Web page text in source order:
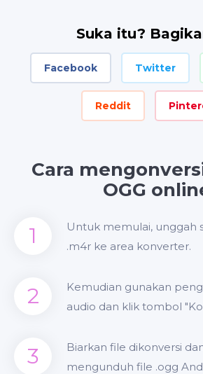
Suka itu?
Facebook Twitter
Reddit
Cara
OGG
1
Untuk memulai, unggah
.m4r ke area konverter.
2
Kemudian gunakan
audio dan klik tombol
3
Biarkan file dikonversi
mengunduh file .ogg